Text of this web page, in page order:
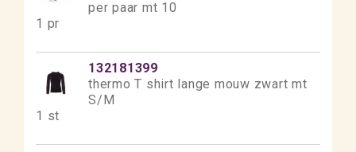
per paar mt 10
1 pr
132181399
thermo T shirt lange mouw zwart mt
S/M
1 st